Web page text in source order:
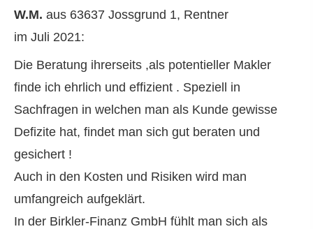
W.M. aus 63637 Jossgrund 1, Rentner
im Juli 2021:
Die Beratung ihrerseits ,als potentieller Makler
finde ich ehrlich und effizient . Speziell in
Sachfragen in welchen man als Kunde gewisse
Defizite hat, findet man sich gut beraten und
gesichert !
Auch in den Kosten und Risiken wird man
umfangreich aufgeklärt.
In der Birkler-Finanz GmbH fühlt man sich als